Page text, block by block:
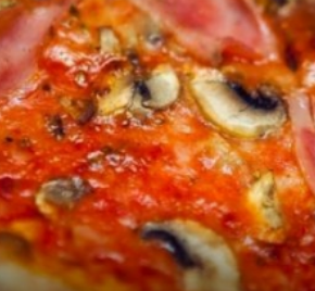
що смакує до чаю: новинка зефір від
настрій у кожному шматочку: халва
запускає космічний Сирний фестиваль -
від MAUDAU: як затримати літо в
підходить вашому знаку зодіаку:
ІДЕАЛЬНИЙ ДАЙКІРІ
ПЕЧИВО